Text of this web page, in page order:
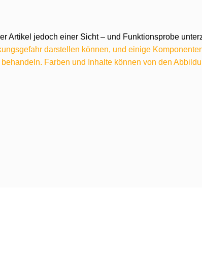
Artikel jedoch einer Sicht – und Funktionsprobe
darstellen können, und einige
Farben und Inhalte können von den